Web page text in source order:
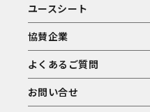
ユースシート
協賛企業
よくあるご質問
お問い合せ